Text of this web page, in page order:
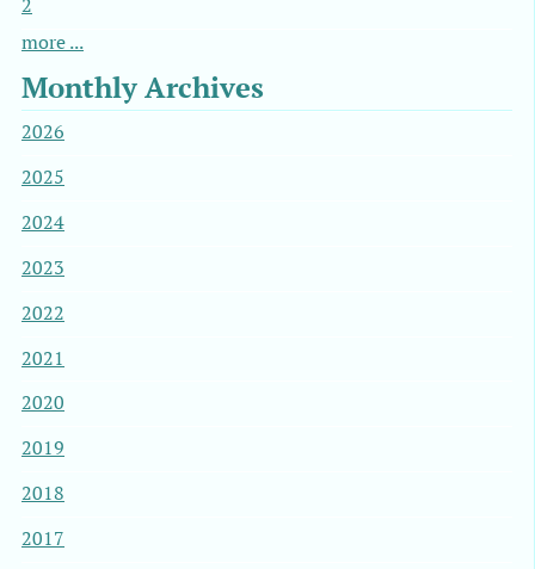
2
more ...
Monthly Archives
2026
2025
2024
2023
2022
2021
2020
2019
2018
2017